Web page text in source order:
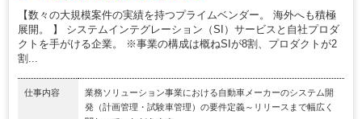
【数々の大規模案件の実績を持つプライムベンダー。 海外へも積極
展開。 】 システムインテグレーション（SI）サービスと自社プロダ
クトを手がける企業。 ※事業の構成は概ねSIが8割、プロダクトが2
割...
仕事内容
業務ソリューション事業における自動車メーカーのシステム開
発（計画管理・試験車管理）の要件定義～リリースまで幅広く